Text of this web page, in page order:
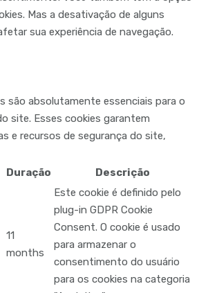
Mas a desativação de alguns
sua experiência de navegação.
são absolutamente essenciais para o
site. Esses cookies garantem
e recursos de segurança do site,
Duração Descrição
11
months
Este cookie é definido pelo
plug-in GDPR Cookie
Consent. O cookie é usado
para armazenar o
consentimento do usuário
para os cookies na categoria